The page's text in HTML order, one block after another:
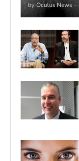
by Oculus News -